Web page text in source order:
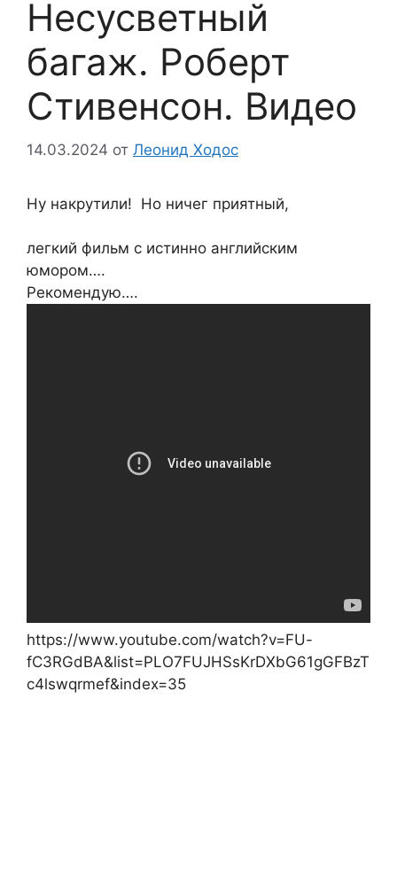
Несусветный
багаж. Роберт
Стивенсон. Видео
14.03.2024 от Леонид Ходос
Ну накрутили! Но ничег приятный,
легкий фильм с истинно английским
юмором….
Рекомендую….
https://www.youtube.com/watch?v=FU-
fC3RGdBA&list=PLO7FUJHSsKrDXbG61gGFBzT
c4lswqrmef&index=35